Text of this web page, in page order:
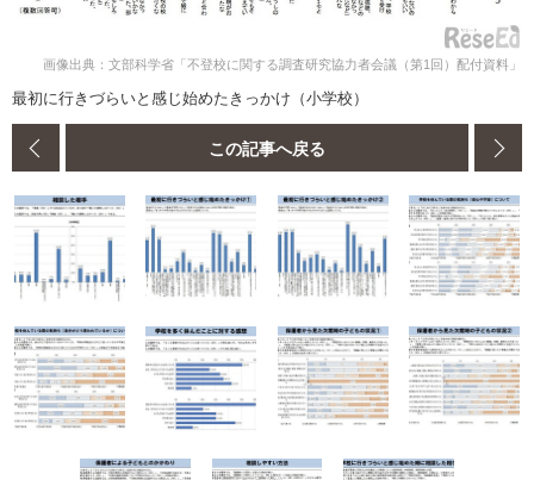
画像出典：文部科学省「不登校に関する調査研究協力者会議（第1回）配付資料」
最初に行きづらいと感じ始めたきっかけ（小学校）
この記事へ戻る